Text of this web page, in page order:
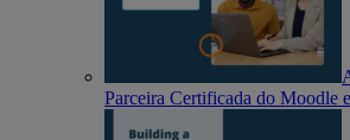
Parceira Certificada do Moodle